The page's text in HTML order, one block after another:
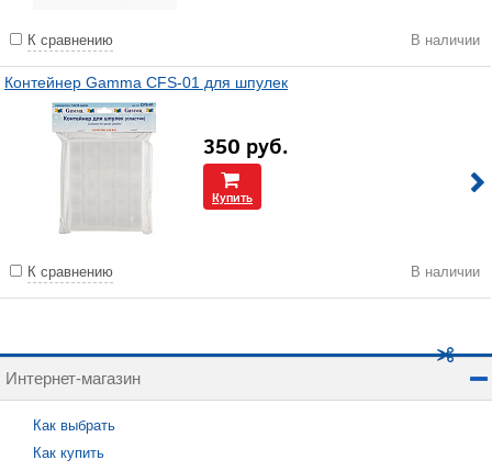
К сравнению В наличии
Контейнер Gamma CFS-01 для шпулек
350 руб.
Купить
К сравнению В наличии
Интернет-магазин
Как выбрать
Как купить